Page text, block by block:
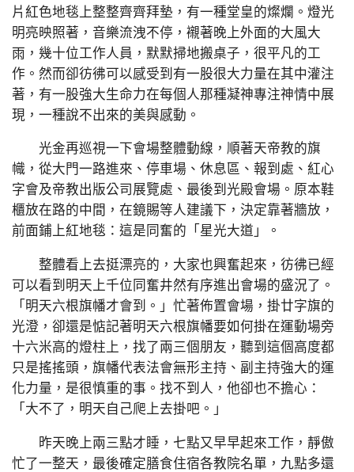
片紅色地毯上整整齊齊拜墊，有一種堂皇的燦爛。燈光
明亮映照著，音樂流洩不停，襯著晚上外面的大風大
雨，幾十位工作人員，默默掃地搬桌子，很平凡的工
作。然而卻彷彿可以感受到有一股很大力量在其中灌注
著，有一股強大生命力在每個人那種凝神專注神情中展
現，一種說不出來的美與感動。
光金再巡視一下會場整體動線，順著天帝教的旗
幟，從大門一路進來、停車場、休息區、報到處、紅心
字會及帝教出版公司展覽處、最後到光殿會場。原本鞋
櫃放在路的中間，在鏡賜等人建議下，決定靠著牆放，
前面鋪上紅地毯：這是同奮的「星光大道」。
整體看上去挺漂亮的，大家也興奮起來，彷彿已經
可以看到明天上千位同奮井然有序進出會場的盛況了。
「明天六根旗幡才會到。」忙著佈置會場，掛廿字旗的
光澄，卻還是惦記著明天六根旗幡要如何掛在運動場旁
十六米高的燈柱上，找了兩三個朋友，聽到這個高度都
只是搖搖頭，旗幡代表法會無形主持、副主持強大的運
化力量，是很慎重的事。找不到人，他卻也不擔心：
「大不了，明天自己爬上去掛吧。」
昨天晚上兩三點才睡，七點又早早起來工作，靜傲
忙了一整天，最後確定膳食住宿各教院名單，九點多還